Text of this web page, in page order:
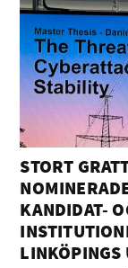
STORT
KANDIDAT-
LINKÖPINGS